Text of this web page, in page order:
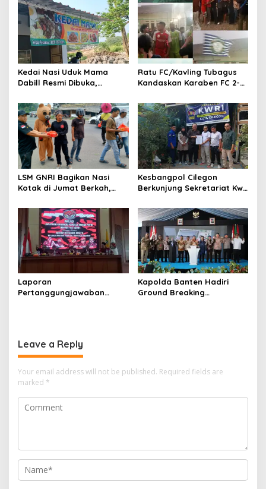
menjalankan tugas
jurnalistik
Kedai Nasi Uduk Mama
Dabill Resmi Dibuka,
dengan Harga Ekonomis
Ratu FC/Kavling Tubagus
Kandaskan Karaben FC 2-0:
Kebersamaan Warga
Sindang Heula
LSM GNRI Bagikan Nasi
Kotak di Jumat Berkah,
Kesbangpol Cilegon
Berkunjung Sekretariat Kwri
Kemitraan yang kokoh
Laporan
Pertanggungjawaban
Kapolda Banten Hadiri
Ground Breaking
Leave a Reply
Your email address will not be published. Required fields are
marked *